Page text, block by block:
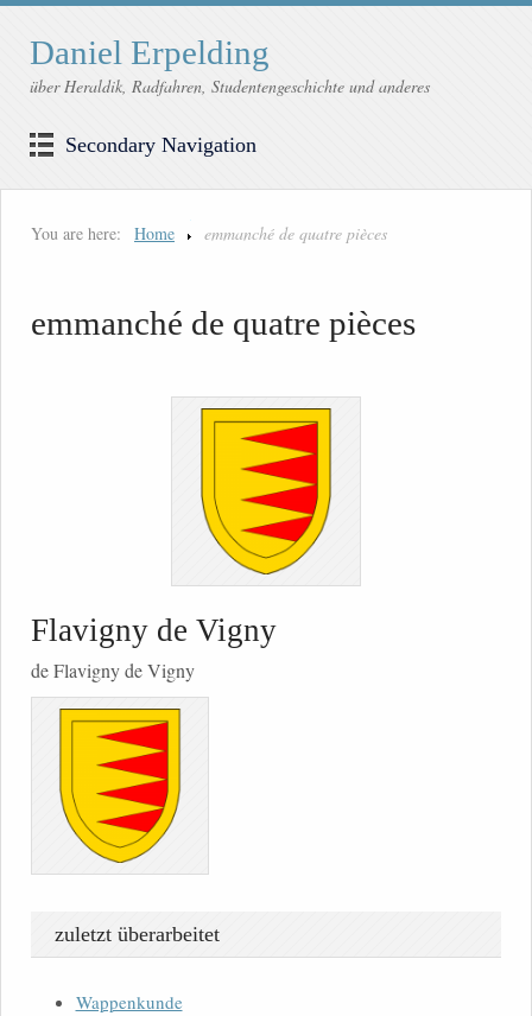
Daniel Erpelding
über Heraldik, Radfahren, Studentengeschichte und anderes
Secondary Navigation
You are here: Home emmanché de quatre pièces
emmanché de quatre pièces
Flavigny de Vigny
de Flavigny de Vigny
zuletzt überarbeitet
Wappenkunde